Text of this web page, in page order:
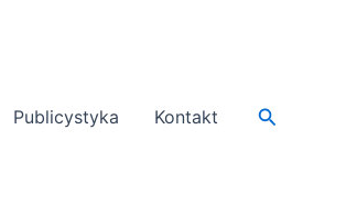
Publicystyka Kontakt Search